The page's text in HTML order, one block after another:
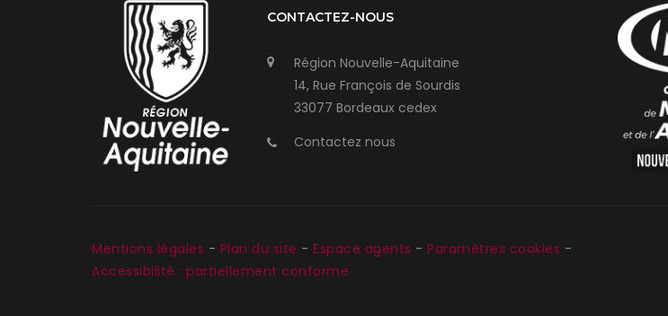
CONTACTEZ-NOUS
Région Nouvelle-Aquitaine
14, Rue François de Sourdis
33077 Bordeaux cedex
Contactez nous
Mentions légales - Plan du site - Espace agents - Paramètres cookies -
Accessibilité : partiellement conforme